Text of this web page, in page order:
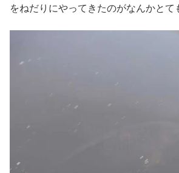
をねだりにやってきたのがなんかとて